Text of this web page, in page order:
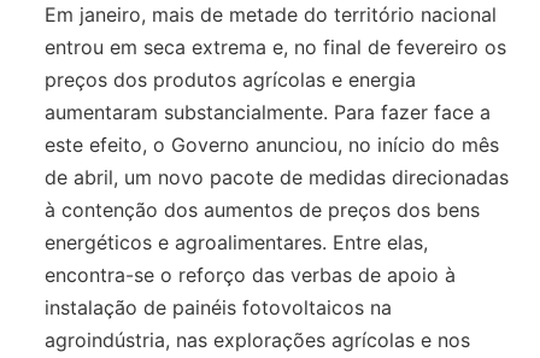
Em janeiro, mais de metade do território nacional
entrou em seca extrema e, no final de fevereiro os
preços dos produtos agrícolas e energia
aumentaram substancialmente. Para fazer face a
este efeito, o Governo anunciou, no início do mês
de abril, um novo pacote de medidas direcionadas
à contenção dos aumentos de preços dos bens
energéticos e agroalimentares. Entre elas,
encontra-se o reforço das verbas de apoio à
instalação de painéis fotovoltaicos na
agroindústria, nas explorações agrícolas e nos